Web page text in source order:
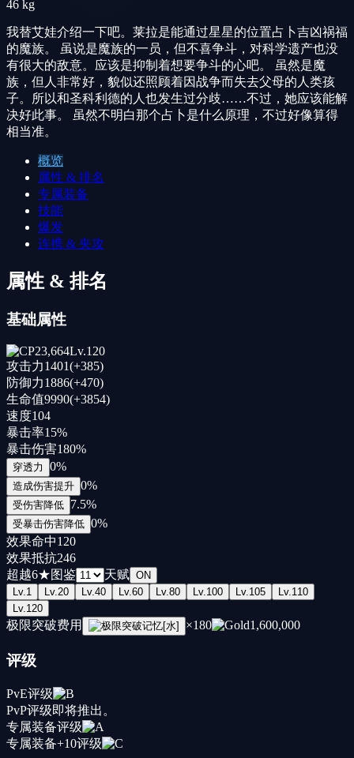
46 kg
我替艾娃介绍一下吧。莱拉是能通过星星的位置占卜吉凶祸福
的魔族。 虽说是魔族的一员，但不喜争斗，对科学遗产也没
有很大的敌意。应该是抑制着想要争斗的心吧。 虽然是魔
族，但人非常好，貌似还照顾着因战争而失去父母的人类孩
子。所以和圣科利德的人也发生过分歧……不过，她应该能解
决好此事。 虽然不明白那个占卜是什么原理，不过好像算得
相当准。
概览
属性 & 排名
专属装备
技能
爆发
连携 & 夹攻
属性 & 排名
基础属性
23,664Lv.120
攻击力1401(+385)
防御力1886(+470)
生命值9990(+3854)
速度104
暴击率15%
暴击伤害180%
穿透力 0%
造成伤害提升 0%
受伤害降低 7.5%
受暴击伤害降低 0%
效果命中120
效果抵抗246
超越6★图鉴 天赋 ON
Lv.1 Lv.20 Lv.40 Lv.60 Lv.80 Lv.100 Lv.105 Lv.110
Lv.120
极限突破费用 ×180 1,600,000
评级
PvE评级
PvP评级即将推出。
专属装备评级
专属装备+10评级